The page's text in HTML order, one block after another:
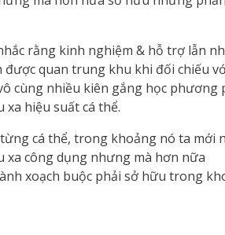
rằng kinh nghiệm & hỗ trợ lẫn
quan trung khu khi đối chiếu
cùng nhiều kiên gắng học phương
hiệu suất cá thể.
cá thể, trong khoảng nó ta mới
công dụng nhưng mà hơn nữa
xoạch buộc phải sở hữu trong